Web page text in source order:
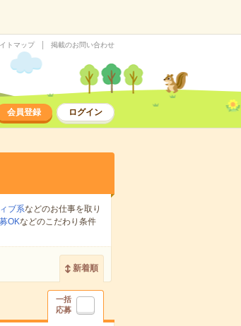
トマップ 掲載のお問い合わせ
会員登録 ログイン
ブ系などのお仕事を取り
OKなどのこだわり条件
新着順
一括
応募